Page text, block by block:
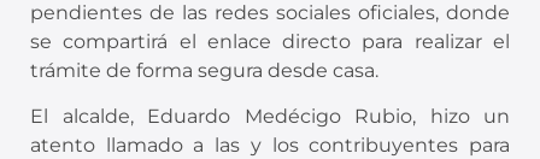
pendientes de las redes sociales oficiales, donde
se compartirá el enlace directo para realizar el
trámite de forma segura desde casa.
El alcalde, Eduardo Medécigo Rubio, hizo un
atento llamado a las y los contribuyentes para